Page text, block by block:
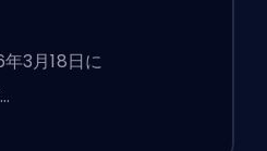
3月18日に